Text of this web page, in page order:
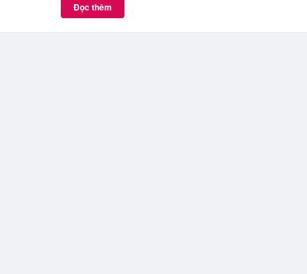
Đọc thêm